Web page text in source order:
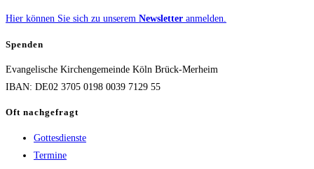
Hier können Sie sich zu unserem Newsletter anmelden.
Spenden
Evangelische Kirchengemeinde Köln Brück-Merheim
IBAN: DE02 3705 0198 0039 7129 55
Oft nachgefragt
Gottesdienste
Termine